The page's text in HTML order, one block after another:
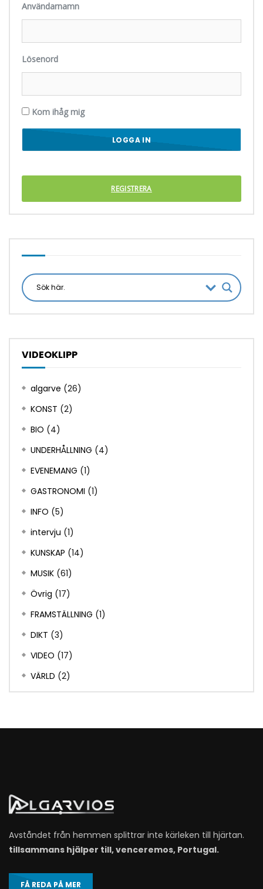
Användarnamn
Lösenord
Kom ihåg mig
REGISTRERA
VIDEOKLIPP
algarve (26)
KONST (2)
BIO (4)
UNDERHÅLLNING (4)
EVENEMANG (1)
GASTRONOMI (1)
INFO (5)
intervju (1)
KUNSKAP (14)
MUSIK (61)
Övrig (17)
FRAMSTÄLLNING (1)
DIKT (3)
VIDEO (17)
VÄRLD (2)
Avståndet från hemmen splittrar inte kärleken till hjärtan.
tillsammans hjälper till, venceremos, Portugal.
FÅ REDA PÅ MER